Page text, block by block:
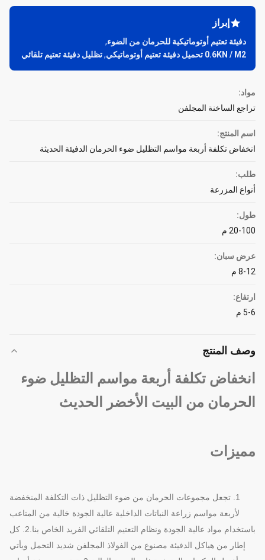
إبراز
دفيئة تعتيم أوتوماتيكية للحرمان من الضوء,
0.6KN / M2 تحميل دفيئة تعتيم أوتوماتيكي
,تظليل دفيئة تعتيم تلقائي
مواد:
تراجع الساخنة المجلفن
اسم المنتج:
انخفاض تكلفة أربعة مواسم التظليل ضوء الحرمان الدفيئة الحديثة
طلب:
أنواع المزرعة
طول:
20-100 م
عرض سبان:
8-12 م
ارتفاع:
5-6 م
وصف المنتج
انخفاض تكلفة أربعة مواسم التظليل ضوء
الحرمان من البيت الأخضر الحديث
مميزات
1. تجعل مجموعات الحرمان من ضوء التظليل ذات التكلفة المنخفضة
لأربعة مواسم زراعة النباتات الداخلية عالية الجودة خالية من المتاعب
باستخدام مواد عالية الجودة ونظام التعتيم التلقائي الفريد الخاص بنا.2. كل
إطار من هياكل الدفيئة مصنوع من الفولاذ المجلفن شديد التحمل ويأتي